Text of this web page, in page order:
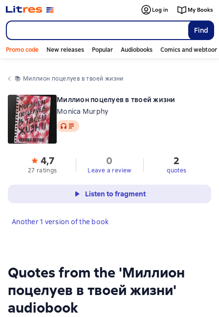
Find
Log in My Books
Promo code New releases Popular Audiobooks Comics and
📚 Миллион поцелуев в твоей жизни
Quotes from the 'Миллион
поцелуев в твоей жизни'
audiobook
Миллион поцелуев в твоей жизни
Monica Murphy
Audio
4,7
27 ratings
0
Leave a review
2
quotes
Listen to fragment
Another 1 version of the book